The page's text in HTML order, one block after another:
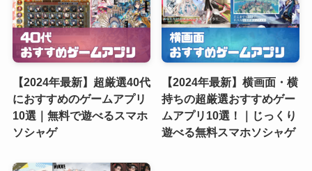
【2024年最新】超厳選40代
におすすめのゲームアプリ
10選｜無料で遊べるスマホ
ソシャゲ
【2024年最新】横画面・横
持ちの超厳選おすすめゲー
ムアプリ10選！｜じっくり
遊べる無料スマホソシャゲ